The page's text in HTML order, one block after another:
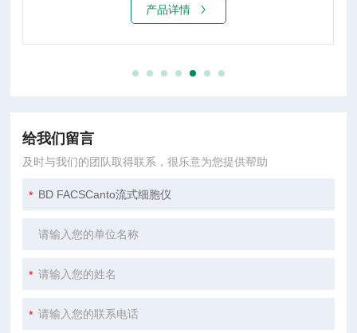
产品详情
给我们留言
及时与我们的团队取得联系，很乐意为您提供帮助